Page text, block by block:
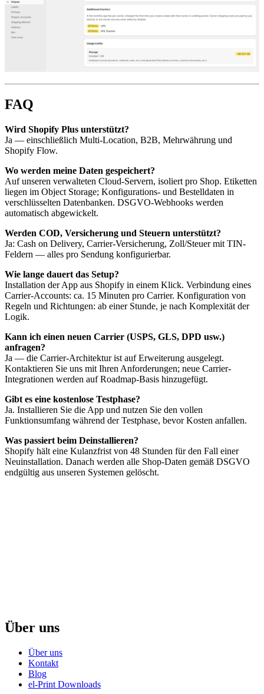
FAQ
Wird Shopify Plus unterstützt?
Ja — einschließlich Multi-Location, B2B, Mehrwährung und
Shopify Flow.
Wo werden meine Daten gespeichert?
Auf unseren verwalteten Cloud-Servern, isoliert pro Shop. Etiketten
liegen im Object Storage; Konfigurations- und Bestelldaten in
verschlüsselten Datenbanken. DSGVO-Webhooks werden
automatisch abgewickelt.
Werden COD, Versicherung und Steuern unterstützt?
Ja: Cash on Delivery, Carrier-Versicherung, Zoll/Steuer mit TIN-
Feldern — alles pro Sendung konfigurierbar.
Wie lange dauert das Setup?
Installation der App aus Shopify in einem Klick. Verbindung eines
Carrier-Accounts: ca. 15 Minuten pro Carrier. Konfiguration von
Regeln und Richtungen: ab einer Stunde, je nach Komplexität der
Logik.
Kann ich einen neuen Carrier (USPS, GLS, DPD usw.)
anfragen?
Ja — die Carrier-Architektur ist auf Erweiterung ausgelegt.
Kontaktieren Sie uns mit Ihren Anforderungen; neue Carrier-
Integrationen werden auf Roadmap-Basis hinzugefügt.
Gibt es eine kostenlose Testphase?
Ja. Installieren Sie die App und nutzen Sie den vollen
Funktionsumfang während der Testphase, bevor Kosten anfallen.
Was passiert beim Deinstallieren?
Shopify hält eine Kulanzfrist von 48 Stunden für den Fall einer
Neuinstallation. Danach werden alle Shop-Daten gemäß DSGVO
endgültig aus unseren Systemen gelöscht.
Über uns
Über uns
Kontakt
Blog
el-Print Downloads